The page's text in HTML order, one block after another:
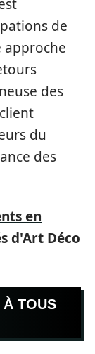
de
approche
des
du
des
en
d'Art Déco
À TOUS